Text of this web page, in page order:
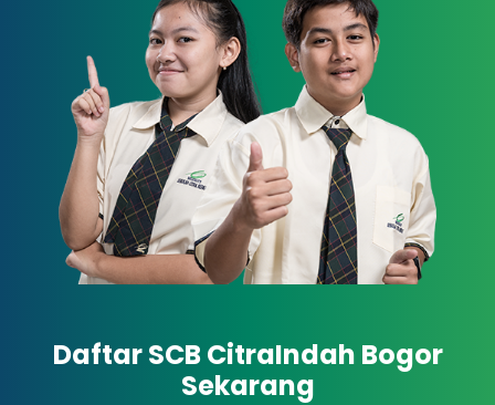
Daftar SCB CitraIndah Bogor
Sekarang